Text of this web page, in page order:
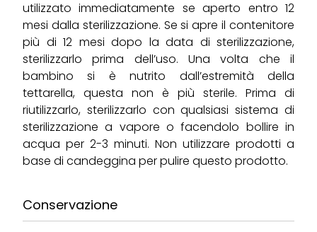
utilizzato immediatamente se aperto entro 12
mesi dalla sterilizzazione. Se si apre il contenitore
più di 12 mesi dopo la data di sterilizzazione,
sterilizzarlo prima dell’uso. Una volta che il
bambino si è nutrito dall’estremità della
tettarella, questa non è più sterile. Prima di
riutilizzarlo, sterilizzarlo con qualsiasi sistema di
sterilizzazione a vapore o facendolo bollire in
acqua per 2-3 minuti. Non utilizzare prodotti a
base di candeggina per pulire questo prodotto.
Conservazione